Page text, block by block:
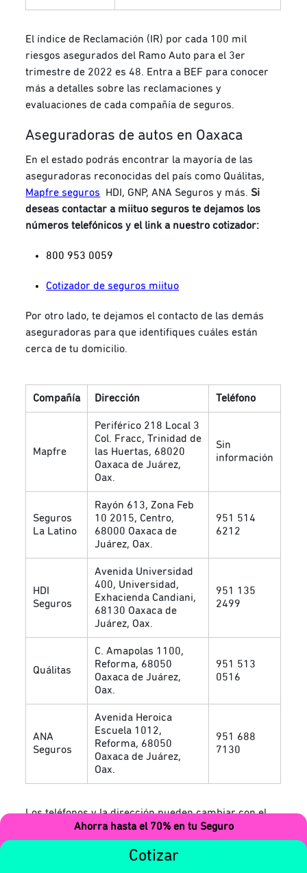
Ahorra hasta el 70% en tu Seguro
Cotizar
El índice de Reclamación (IR) por cada 100 mil
riesgos asegurados del Ramo Auto para el 3er
trimestre de 2022 es 48. Entra a BEF para conocer
más a detalles sobre las reclamaciones y
evaluaciones de cada compañía de seguros.
Aseguradoras de autos en Oaxaca
En el estado podrás encontrar la mayoría de las
aseguradoras reconocidas del país como Quálitas,
Mapfre seguros HDI, GNP, ANA Seguros y más. Si
deseas contactar a miituo seguros te dejamos los
números telefónicos y el link a nuestro cotizador:
800 953 0059
Cotizador de seguros miituo
Por otro lado, te dejamos el contacto de las demás
aseguradoras para que identifiques cuáles están
cerca de tu domicilio.
Compañía Dirección Teléfono
Mapfre
Periférico 218 Local 3
Col. Fracc, Trinidad de
las Huertas, 68020
Oaxaca de Juárez,
Oax.
Sin
información
Seguros
La Latino
Rayón 613, Zona Feb
10 2015, Centro,
68000 Oaxaca de
Juárez, Oax.
951 514
6212
HDI
Seguros
Avenida Universidad
400, Universidad,
Exhacienda Candiani,
68130 Oaxaca de
Juárez, Oax.
951 135
2499
Quálitas
C. Amapolas 1100,
Reforma, 68050
Oaxaca de Juárez,
Oax.
951 513
0516
ANA
Seguros
Avenida Heroica
Escuela 1012,
Reforma, 68050
Oaxaca de Juárez,
Oax.
951 688
7130
Los teléfonos y la dirección pueden cambiar con el
Recuerda que puedes contratar tu seguro sin
, que te cobra solo los kms que